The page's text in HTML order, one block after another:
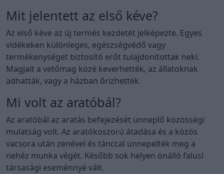
Mit jelentett az első kéve?
Az első kéve az új termés kezdetét jelképezte. Egyes
vidékeken különleges, egészségvédő vagy
termékenységet biztosító erőt tulajdonítottak neki.
Magjait a vetőmag közé keverhették, az állatoknak
adhatták, vagy a házban őrizhették.
Mi volt az aratóbál?
Az aratóbál az aratás befejezését ünneplő közösségi
mulatság volt. Az aratókoszorú átadása és a közös
vacsora után zenével és tánccal ünnepelték meg a
nehéz munka végét. Később sok helyen önálló falusi
társasági eseménnyé vált.